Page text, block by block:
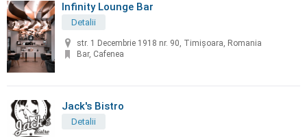
Infinity Lounge Bar
Detalii
str. 1 Decembrie 1918 nr. 90, Timișoara, Romania
Bar, Cafenea
Jack's Bistro
Detalii